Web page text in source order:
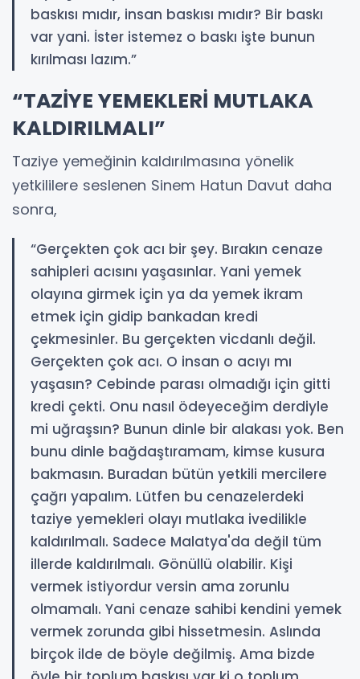
baskısı mıdır, insan baskısı mıdır? Bir baskı
var yani. İster istemez o baskı işte bunun
kırılması lazım.”
“TAZİYE YEMEKLERİ MUTLAKA
KALDIRILMALI”
Taziye yemeğinin kaldırılmasına yönelik
yetkililere seslenen Sinem Hatun Davut daha
sonra,
“Gerçekten çok acı bir şey. Bırakın cenaze
sahipleri acısını yaşasınlar. Yani yemek
olayına girmek için ya da yemek ikram
etmek için gidip bankadan kredi
çekmesinler. Bu gerçekten vicdanlı değil.
Gerçekten çok acı. O insan o acıyı mı
yaşasın? Cebinde parası olmadığı için gitti
kredi çekti. Onu nasıl ödeyeceğim derdiyle
mi uğraşsın? Bunun dinle bir alakası yok. Ben
bunu dinle bağdaştıramam, kimse kusura
bakmasın. Buradan bütün yetkili mercilere
çağrı yapalım. Lütfen bu cenazelerdeki
taziye yemekleri olayı mutlaka ivedilikle
kaldırılmalı. Sadece Malatya'da değil tüm
illerde kaldırılmalı. Gönüllü olabilir. Kişi
vermek istiyordur versin ama zorunlu
olmamalı. Yani cenaze sahibi kendini yemek
vermek zorunda gibi hissetmesin. Aslında
birçok ilde de böyle değilmiş. Ama bizde